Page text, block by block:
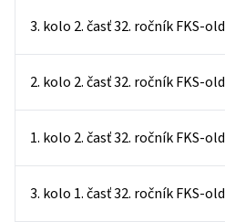
3. kolo 2. časť 32. ročník FKS-old
2. kolo 2. časť 32. ročník FKS-old
1. kolo 2. časť 32. ročník FKS-old
3. kolo 1. časť 32. ročník FKS-old